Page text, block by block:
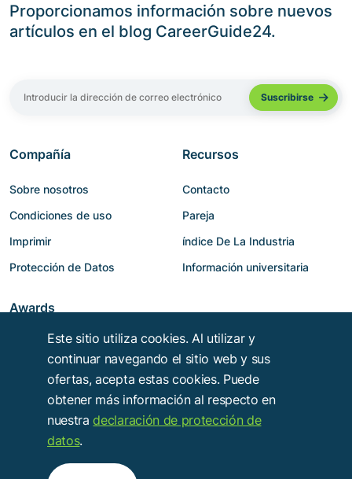
Proporcionamos información sobre nuevos
artículos en el blog CareerGuide24.
Compañía
Sobre nosotros
Condiciones de uso
Imprimir
Protección de Datos
Recursos
Contacto
Pareja
índice De La Industria
Información universitaria
Awards
Este sitio utiliza cookies. Al utilizar y
continuar navegando el sitio web y sus
ofertas, acepta estas cookies. Puede
obtener más información al respecto en
nuestradeclaración de protección de
datos.